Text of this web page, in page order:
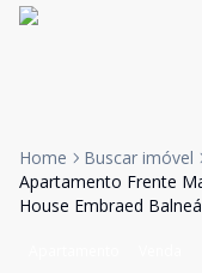
Home
Buscar imóvel
Apartamento Frente
House Embraed